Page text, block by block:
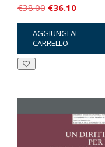
€38.00 Il
prezzo
originale
era:
€36.10Il
prezzo
attuale
è:
AGGIUNGI AL
CARRELLO